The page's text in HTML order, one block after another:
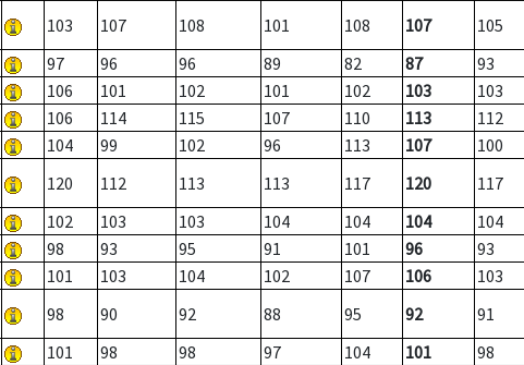
103 107 108 101 108 107
105
97 96 96 89 82 87
93
106 101 102 101 102 103
103
106 114 115 107 110 113
112
104 99 102 96 113 107
100
120 112 113 113 117 120
117
102 103 103 104 104 104
104
98 93 95 91 101 96
93
101 103 104 102 107 106
103
98 90 92 88 95 92
91
101 98 98 97 104 101
98